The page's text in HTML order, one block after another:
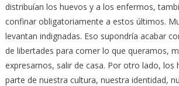
distribuían los huevos y a los enfermos,
confinar obligatoriamente a estos últimos.
levantan indignadas. Eso supondría acabar
de libertades para comer lo que queramos,
expresarnos, salir de casa. Por otro lado,
parte de nuestra cultura, nuestra identidad,